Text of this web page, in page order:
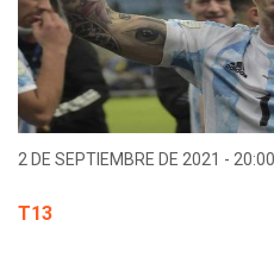
2 DE SEPTIEMBRE DE 2021 -
T13